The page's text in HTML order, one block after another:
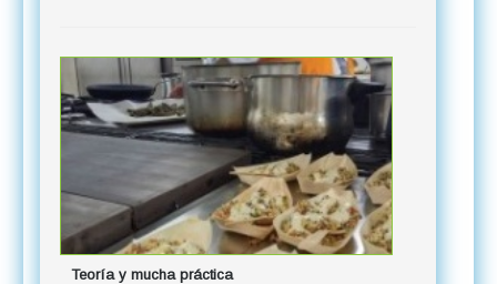
Teoría y mucha práctica